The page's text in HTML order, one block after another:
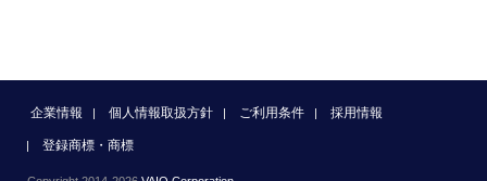
企業情報 個人情報取扱方針 ご利用条件 採用情報
登録商標・商標